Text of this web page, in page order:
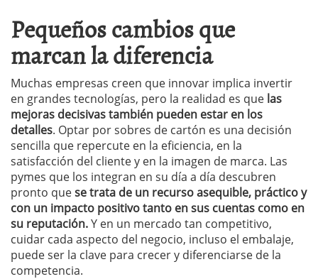
Pequeños cambios que
marcan la diferencia
Muchas empresas creen que innovar implica invertir
en grandes tecnologías, pero la realidad es que las
mejoras decisivas también pueden estar en los
detalles. Optar por sobres de cartón es una decisión
sencilla que repercute en la eficiencia, en la
satisfacción del cliente y en la imagen de marca. Las
pymes que los integran en su día a día descubren
pronto quese trata de un recurso asequible, práctico y
con un impacto positivo tanto en sus cuentas como en
su reputación.Y en un mercado tan competitivo,
cuidar cada aspecto del negocio, incluso el embalaje,
puede ser la clave para crecer y diferenciarse de la
competencia.